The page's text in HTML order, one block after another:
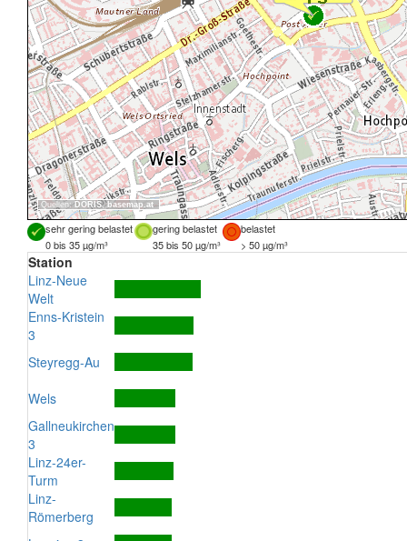
Quellen: DORIS, basemap.at
sehr gering belastet gering belastet
belastet
0 bis 35 µg/m³
35 bis 50 µg/m³ > 50 µg/m³
Station
Linz-Neue
Welt
Enns-Kristein
3
Steyregg-Au
Wels
Gallneukirchen
3
Linz-24er-
Turm
Linz-
Römerberg